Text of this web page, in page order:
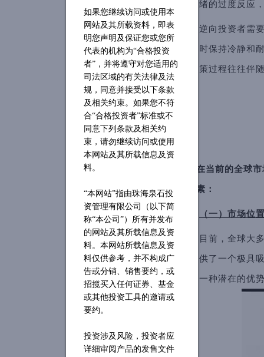
如果您继续访问或使用本
网站及其所载资料，即表
明您声明及保证您或您所
代表的机构为“合格投资
者”，并将遵守对您适用的
司法区域的有关法律及法
规，同意并接受以下条款
及相关约束。如果您不符
合“合格投资者”标准或不
同意下列条款及相关约
束，请勿继续访问或使用
本网站及其所载信息及资
料。
“本网站”指由珠海泉石投
资管理有限公司（以下简
称“本公司”）所有并发布
的网站及其所载信息及资
料。本网站所载信息及资
料仅供参考，并不构成广
告或分销、销售要约，或
招揽买入任何证券、基金
或其他投资工具的邀请或
要约。
投资涉及风险，投资者应
详细审阅产品的发售文件
绪的过度反应
逆向投资者需
时保持冷静和
策过程往往伴
在当前的全球
素：
（一）市场位
目前，全球大
供了一个极具
一种潜在的优